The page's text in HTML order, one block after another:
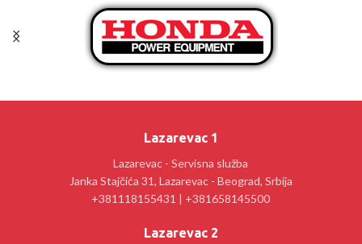
Lazarevac 1
Lazarevac - Servisna služba
Janka Stajčića 31, Lazarevac - Beograd, Srbija
+381118155431 | +381658145500
Lazarevac 2